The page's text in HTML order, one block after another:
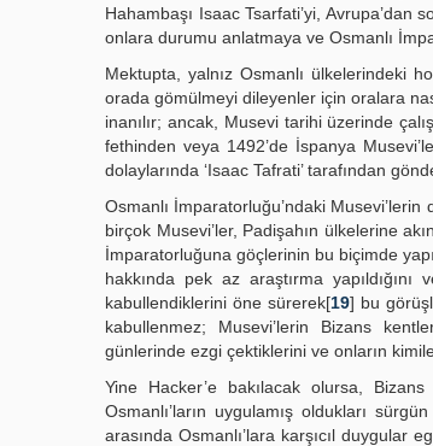
Hahambaşı Isaac Tsarfati’yi,
onlara durumu anlatmaya ve Osmanlı
Mektupta, yalnız Osmanlı ülkelerindeki
orada gömülmeyi dileyenler için oralara
inanılır; ancak, Musevi tarihi üzerinde
fethinden veya 1492’de İspanya
dolaylarında ‘Isaac Tafrati’ tarafından
Osmanlı İmparatorluğu’ndaki
birçok Musevi’ler, Padişahın ülkelerine
İmparatorluğuna göçlerinin bu biçimde
hakkında pek az araştırma
kabullendiklerini öne sürerek[19] bu
kabullenmez; Musevi’lerin Bizans
günlerinde ezgi çektiklerini ve onların
Yine Hacker’e bakılacak olursa,
Osmanlı’ların uygulamış oldukları
arasında Osmanlı’lara karşıcıl